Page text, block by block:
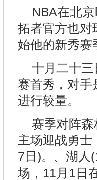
NBA在北
拓者官方也对
始他的新秀赛
十月二十
赛首秀，对手
进行较量。
赛季对阵
主场迎战勇士
7日)。、湖人
场，11月1日